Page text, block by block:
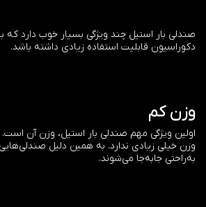
صندلی بار استیل چند ویژگی بسیار خوب دارد
دکوراسیون قابلیت استفاده زیادی داشته باشد.
وزن کم
اولین ویژگی مهم صندلی بار استیل، وزن آن
وزن خیلی زیادی ندارد. به همین دلیل
به‌راحتی جابه‌جا می‌شوند.